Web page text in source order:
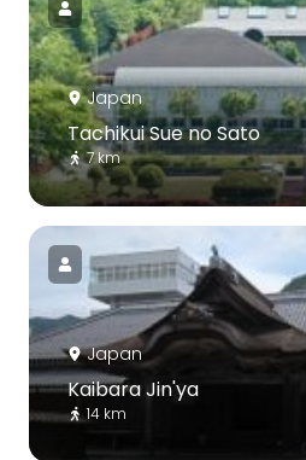
Japan
Tachikui Sue no Sato
7 km
Japan
Kaibara Jin'ya
14 km